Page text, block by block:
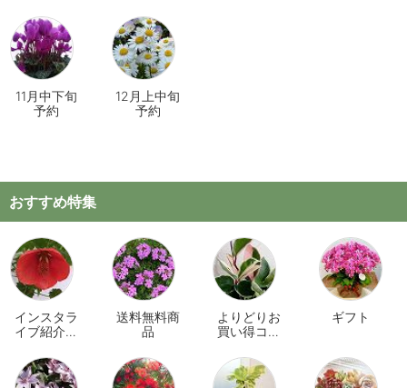
11月中下旬
予約
12月上中旬
予約
おすすめ特集
インスタラ
イブ紹介商
送料無料商
品
よりどりお
買い得コー
ギフト